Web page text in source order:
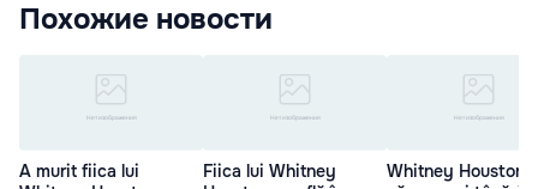
Похожие новости
A murit fiica lui
Fiica lui Whitney
Whitney Houston